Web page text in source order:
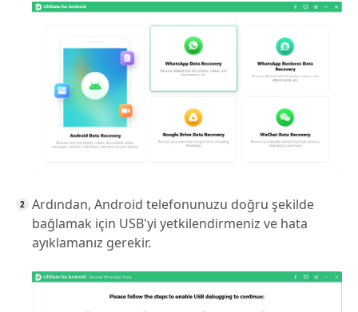
Ardından, Android telefonunuzu doğru şekilde
bağlamak için USB'yi yetkilendirmeniz ve hata
ayıklamanız gerekir.